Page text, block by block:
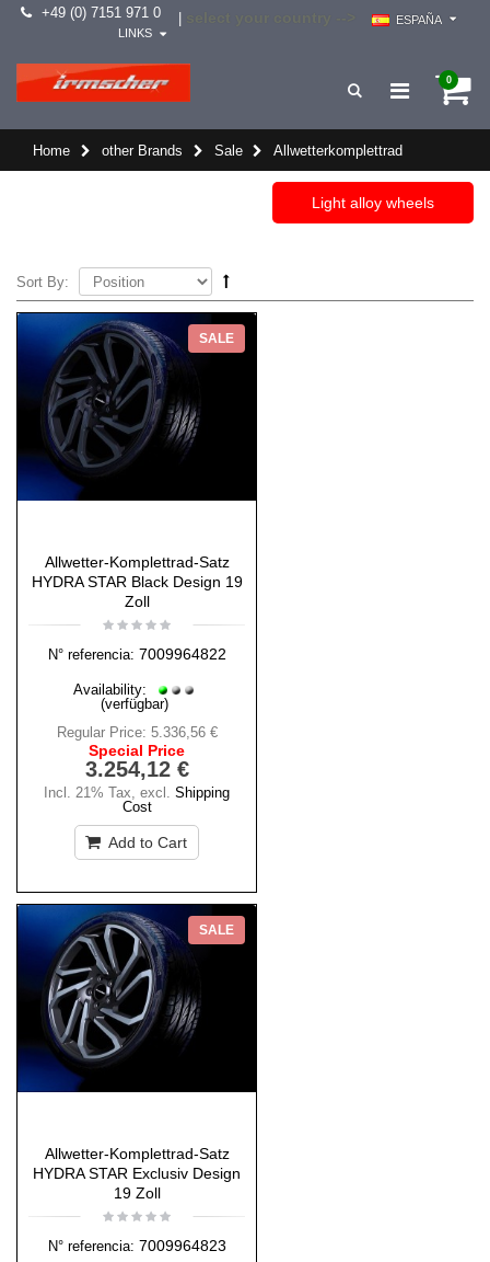
+49 (0) 7151 971 0
ESPAÑA
LINKS
0
Home other Brands Sale Allwetterkomplettrad
Light alloy wheels
Sort By:
SALE
Allwetter-Komplettrad-Satz
HYDRA STAR Black Design 19
Zoll
N° referencia: 7009964822
Availability:
(verfügbar)
Regular Price: 5.336,56 €
Special Price
3.254,12 €
Incl. 21% Tax, excl. Shipping
Cost
Add to Cart
SALE
Allwetter-Komplettrad-Satz
HYDRA STAR Exclusiv Design
19 Zoll
N° referencia: 7009964823